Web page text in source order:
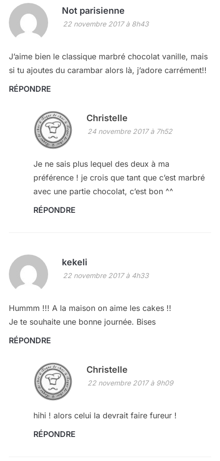
Not parisienne
22 novembre 2017 à 8h43
J’aime bien le classique marbré chocolat vanille, mais
si tu ajoutes du carambar alors là, j’adore carrément!!
RÉPONDRE
Christelle
24 novembre 2017 à 7h52
Je ne sais plus lequel des deux à ma
préférence ! je crois que tant que c’est marbré
avec une partie chocolat, c’est bon ^^
RÉPONDRE
kekeli
22 novembre 2017 à 4h33
Hummm !!! A la maison on aime les cakes !!
Je te souhaite une bonne journée. Bises
RÉPONDRE
Christelle
22 novembre 2017 à 9h09
hihi ! alors celui la devrait faire fureur !
RÉPONDRE